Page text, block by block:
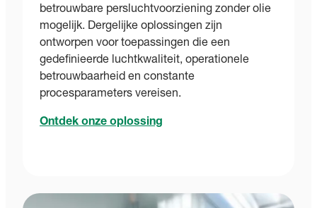
betrouwbare persluchtvoorziening zonder olie
mogelijk. Dergelijke oplossingen zijn
ontworpen voor toepassingen die een
gedefinieerde luchtkwaliteit, operationele
betrouwbaarheid en constante
procesparameters vereisen.
Ontdek onze oplossing